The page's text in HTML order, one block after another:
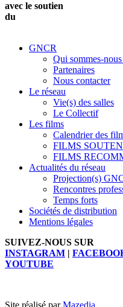
avec le soutien
du
GNCR
Qui sommes-
Partenaires
Nous contacter
Le réseau
Vie(s) des salles
Le Collectif
Les films
Calendrier des
FILMS
FILMS
Actualités du réseau
Projection(s)
Rencontres
Temps forts
Sociétés de distribution
Mentions légales
SUIVEZ-NOUS SUR
INSTAGRAM |
YOUTUBE